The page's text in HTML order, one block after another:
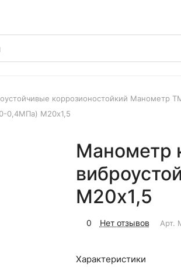
коррозионостойкий Манометр
0,4МПа) М20х1,5
Манометр
М20х1,5
0 Нет отзывов Арт.
Характеристики